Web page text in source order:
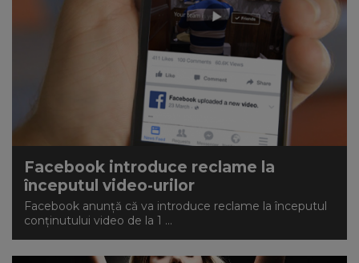
Facebook introduce reclame la
începutul video-urilor
Facebook anunță că va introduce reclame la începutul
conținutului video de la 1 ...